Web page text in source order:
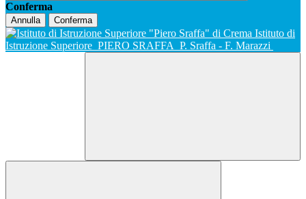
Conferma
Annulla Conferma
Istituto di
Istruzione Superiore PIERO SRAFFA P. Sraffa - F. Marazzi